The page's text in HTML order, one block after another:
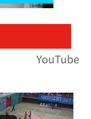
YouTube